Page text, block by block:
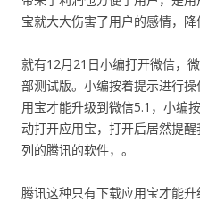
宝就大大伤害了用户的感情，降
就有12月21日小编打开微信，
部测试版。小编按着提示进行
用宝才能升级到微信5.1，小编
动打开应用宝，打开后居然提
列的腾讯的软件，。
腾讯这种只有下载应用宝才能